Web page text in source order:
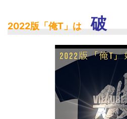
2022版「俺T」は 破